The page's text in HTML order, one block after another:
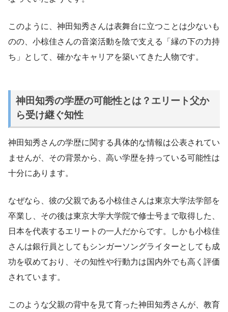
このように、神田知秀さんは表舞台に立つことは少ないも
のの、小椋佳さんの音楽活動を陰で支える「縁の下の力持
ち」として、確かなキャリアを築いてきた人物です。
神田知秀の学歴の可能性とは？エリート父か
ら受け継ぐ知性
神田知秀さんの学歴に関する具体的な情報は公表されてい
ませんが、その背景から、高い学歴を持っている可能性は
十分にあります。
なぜなら、彼の父親である小椋佳さんは東京大学法学部を
卒業し、その後は東京大学大学院で修士号まで取得した、
日本を代表するエリートの一人だからです。しかも小椋佳
さんは銀行員としてもシンガーソングライターとしても成
功を収めており、その知性や行動力は国内外でも高く評価
されています。
このような父親の背中を見て育った神田知秀さんが、教育